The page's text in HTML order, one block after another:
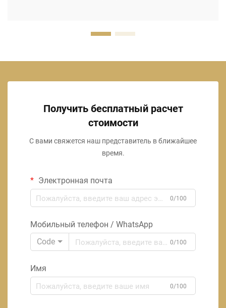
Получить бесплатный расчет
стоимости
С вами свяжется наш представитель в ближайшее
время.
Электронная почта
0/100
Мобильный телефон / WhatsApp
Code
0/100
Имя
0/100